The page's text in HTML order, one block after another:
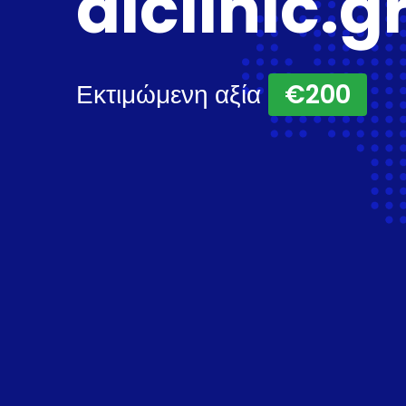
Εκτιμώμενη αξία €200